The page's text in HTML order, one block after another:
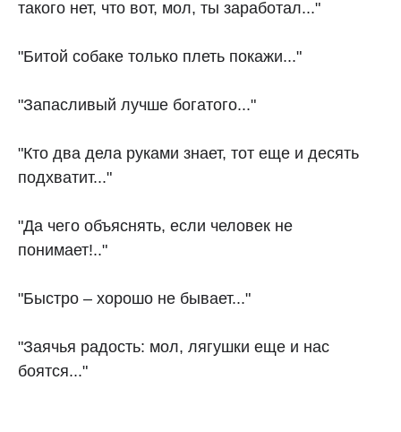
такого нет, что вот, мол, ты заработал..."
"Битой собаке только плеть покажи..."
"Запасливый лучше богатого..."
"Кто два дела руками знает, тот еще и десять
подхватит..."
"Да чего объяснять, если человек не
понимает!.."
"Быстро – хорошо не бывает..."
"Заячья радость: мол, лягушки еще и нас
боятся..."